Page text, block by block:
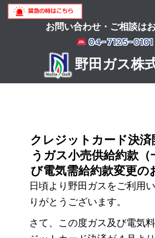
お問い合わせ・ご相談は
04-7125-0101
野田ガス株
クレジットカード決
うガス小売供給約款（
び電気需給約款変更の
日頃より野田ガスをご利用
りがとうございます。
さて、この度ガス及び電気